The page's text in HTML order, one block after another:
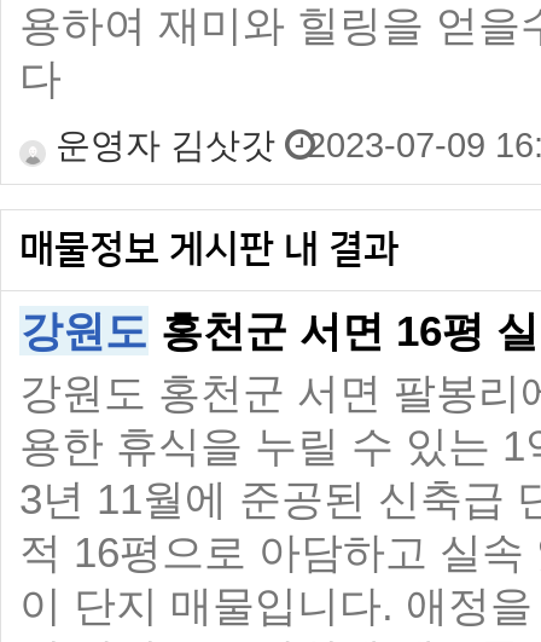
용하여 재미와 힐링을 얻
다
운영자 김삿갓 2023-07-09
매물정보 게시판 내 결과
강원도 홍천군 서면 16평
강원도 홍천군 서면 팔봉
용한 휴식을 누릴 수 있는
3년 11월에 준공된 신축급
적 16평으로 아담하고 실
이 단지 매물입니다. 애정